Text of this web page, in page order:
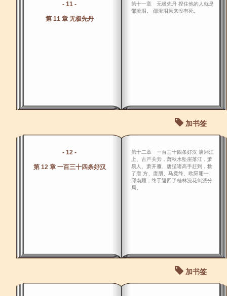
- 11 -
第 11 章 无极先丹
第十一章 无极先丹 捏住他的人就是
邵流泪。 邵流泪原来没有死。
加书签
- 12 -
第 12 章 一百三十四条好汉
第十二章 一百三十四条好汉 漓湘江
上、古严关旁，萧秋水坠崖落江，萧
易人、萧开雁、唐猛诸高手赶到，救
了唐 方、唐朋、马竟终、欧阳珊一、
邱南顾，终于返回了桂林浣花剑派分
局。
加书签